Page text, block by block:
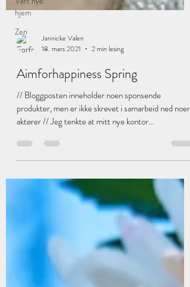
hjem
Zen
Jannicke Valen
Aimforhappiness Spring
produkter, men er ikke skrevet i samarbeid ned noen
aktører // Jeg tenkte at mitt nye kontor...